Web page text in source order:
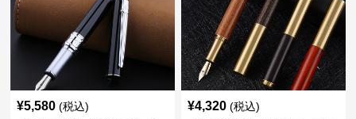
¥5,580 (税込) ¥4,320 (税込)